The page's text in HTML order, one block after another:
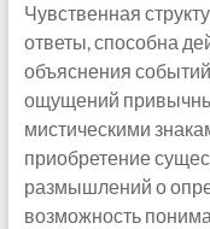
Чувственная
ответы, способна
объяснения
ощущений
мистическими
приобретение
размышлений о
возможность